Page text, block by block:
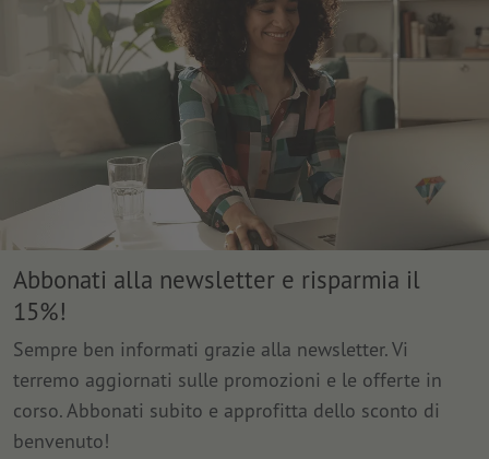
Abbonati alla newsletter e risparmia il
15%!
Sempre ben informati grazie alla newsletter. Vi
terremo aggiornati sulle promozioni e le offerte in
corso. Abbonati subito e approfitta dello sconto di
benvenuto!